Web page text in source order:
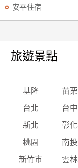
安平住宿
旅遊景點
基隆 苗栗
台北 台中
新北 彰化
桃園 南投
新竹市 雲林